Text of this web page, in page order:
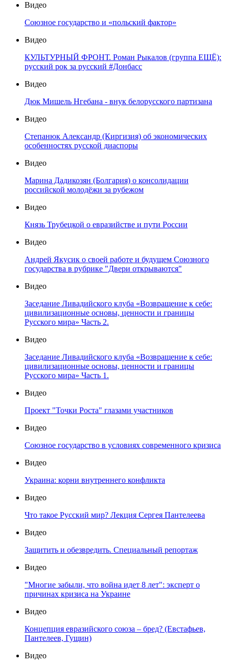
Видео
Союзное государство и «польский фактор»
Видео
КУЛЬТУРНЫЙ ФРОНТ. Роман Рыкалов (группа ЕЩЁ):
русский рок за русский #Донбасс
Видео
Дюк Мишель Нгебана - внук белорусского партизана
Видео
Степанюк Александр (Киргизия) об экономических
особенностях русской диаспоры
Видео
Марина Дадикозян (Болгария) о консолидации
российской молодёжи за рубежом
Видео
Князь Трубецкой о евразийстве и пути России
Видео
Андрей Якусик о своей работе и будущем Союзного
государства в рубрике "Двери открываются"
Видео
Заседание Ливадийского клуба «Возвращение к себе:
цивилизационные основы, ценности и границы
Русского мира» Часть 2.
Видео
Заседание Ливадийского клуба «Возвращение к себе:
цивилизационные основы, ценности и границы
Русского мира» Часть 1.
Видео
Проект "Точки Роста" глазами участников
Видео
Союзное государство в условиях современного кризиса
Видео
Украина: корни внутреннего конфликта
Видео
Что такое Русский мир? Лекция Сергея Пантелеева
Видео
Защитить и обезвредить. Специальный репортаж
Видео
"Многие забыли, что война идет 8 лет": эксперт о
причинах кризиса на Украине
Видео
Концепция евразийского союза – бред? (Евстафьев,
Пантелеев, Гущин)
Видео